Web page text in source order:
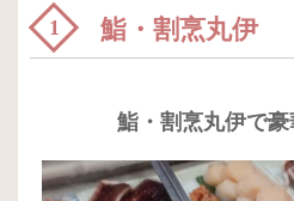
1 鮨・割烹丸伊
鮨・割烹丸伊で